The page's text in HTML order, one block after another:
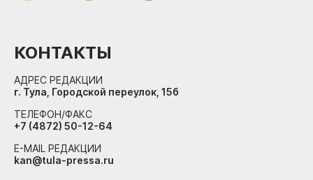
КОНТАКТЫ
АДРЕС РЕДАКЦИИ
г. Тула, Городской переулок, 15б
ТЕЛЕФОН/ФАКС
+7 (4872) 50-12-64
E-MAIL РЕДАКЦИИ
kan@tula-pressa.ru